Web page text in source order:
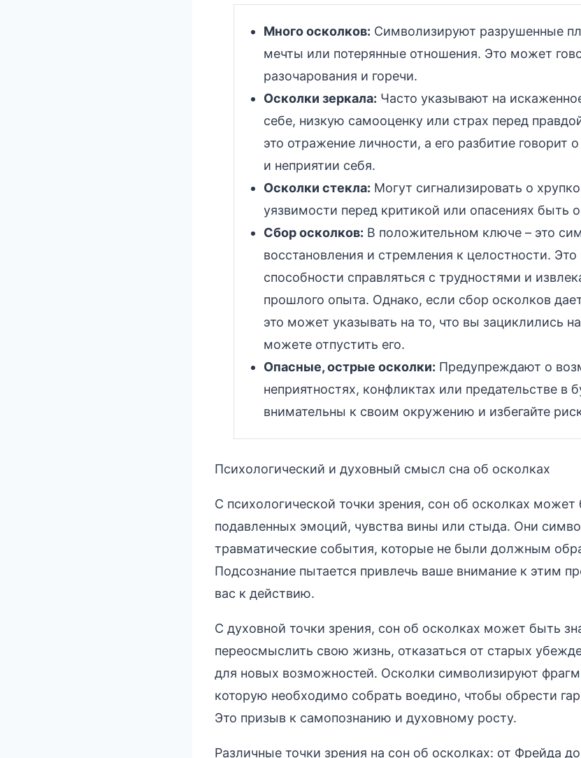
Много осколков: Символизируют разрушенные
мечты или потерянные отношения. Это может
разочарования и горечи.
Осколки зеркала: Часто указывают на
себе, низкую самооценку или страх перед
это отражение личности, а его разбитие говорит
и неприятии себя.
Осколки стекла: Могут сигнализировать о
уязвимости перед критикой или опасениях быть
Сбор осколков: В положительном ключе – это
восстановления и стремления к целостности.
способности справляться с трудностями и
прошлого опыта. Однако, если сбор осколков
это может указывать на то, что вы зациклились
можете отпустить его.
Опасные, острые осколки: Предупреждают о
неприятностях, конфликтах или предательстве в
внимательны к своим окружению и избегайте
Психологический и духовный смысл сна об осколках
С психологической точки зрения, сон об осколках
подавленных эмоций, чувства вины или стыда. Они
травматические события, которые не были должным
Подсознание пытается привлечь ваше внимание к этим
вас к действию.
С духовной точки зрения, сон об осколках может быть
переосмыслить свою жизнь, отказаться от старых
для новых возможностей. Осколки символизируют
которую необходимо собрать воедино, чтобы обрести
Это призыв к самопознанию и духовному росту.
Различные точки зрения на сон об осколках: от Фрейда